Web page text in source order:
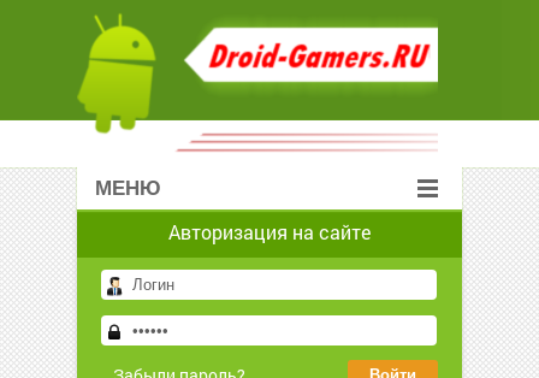
МЕНЮ
Авторизация на сайте